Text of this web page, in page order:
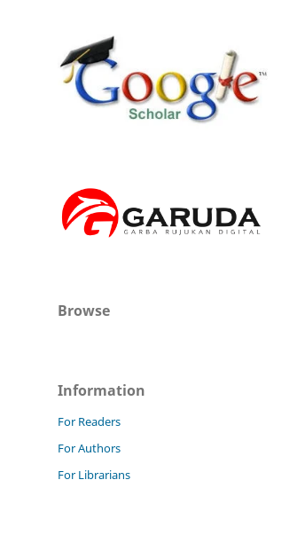
Browse
Information
For Readers
For Authors
For Librarians